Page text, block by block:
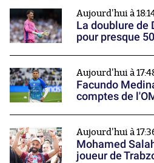
Aujourd'hui à
La doublure de
pour presque
Aujourd'hui à
Facundo
comptes de
Aujourd'hui à
Mohamed
joueur de